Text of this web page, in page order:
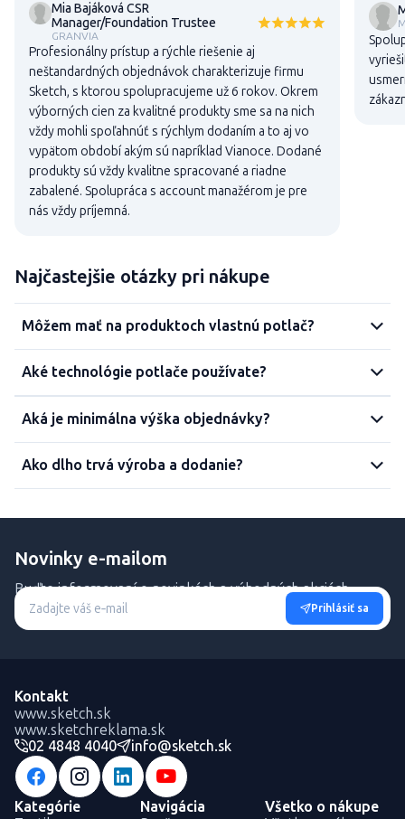
Mia Bajáková CSR
Manager/Foundation Trustee
GRANVIA
Profesionálny prístup a rýchle riešenie aj
neštandardných objednávok charakterizuje firmu
Sketch, s ktorou spolupracujeme už 6 rokov. Okrem
výborných cien za kvalitné produkty sme sa na nich
vždy mohli spoľahnúť s rýchlym dodaním a to aj vo
vypätom období akým sú napríklad Vianoce. Dodané
produkty sú vždy kvalitne spracované a riadne
zabalené. Spolupráca s account manažérom je pre
nás vždy príjemná.
Najčastejšie otázky pri nákupe
Môžem mať na produktoch vlastnú potlač?
Aké technológie potlače používate?
Aká je minimálna výška objednávky?
Ako dlho trvá výroba a dodanie?
Novinky e-mailom
Buďte informovaní o novinkách a výhodných akciách.
Prihlásiť sa
Kontakt
www.sketch.sk
www.sketchreklama.sk
02 4848 4040
info@sketch.sk
Kategórie
Navigácia
Všetko o nákupe